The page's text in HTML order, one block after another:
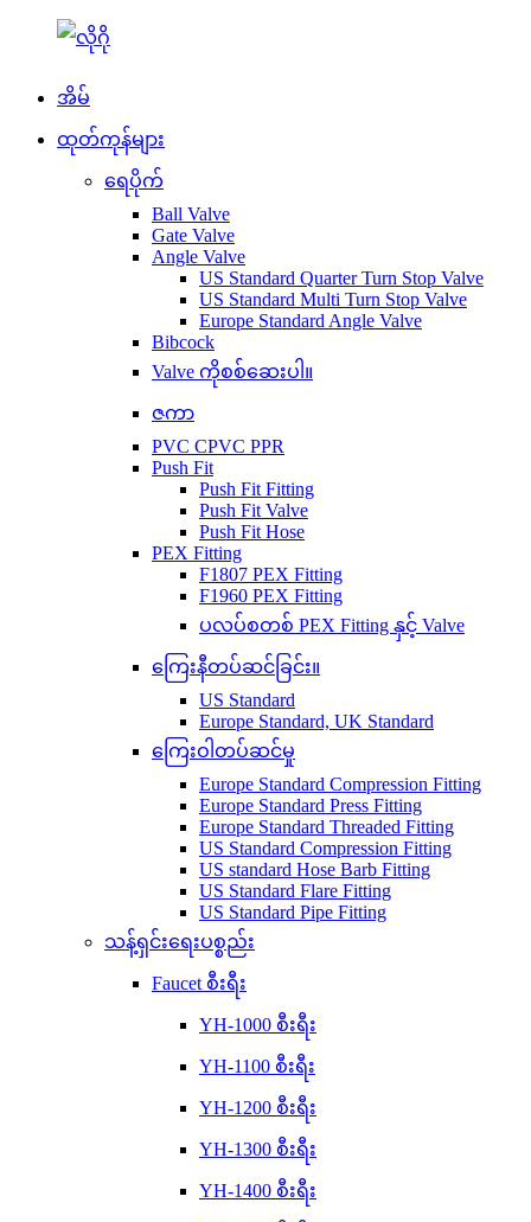
အိမ်
ထုတ်ကုန်များ
ရေပိုက်
Ball Valve
Gate Valve
Angle Valve
US Standard Quarter Turn Stop Valve
US Standard Multi Turn Stop Valve
Europe Standard Angle Valve
Bibcock
Valve ကိုစစ်ဆေးပါ။
ဇကာ
PVC CPVC PPR
Push Fit
Push Fit Fitting
Push Fit Valve
Push Fit Hose
PEX Fitting
F1807 PEX Fitting
F1960 PEX Fitting
ပလပ်စတစ် PEX Fitting နှင့် Valve
ကြေးနီတပ်ဆင်ခြင်း။
US Standard
Europe Standard, UK Standard
ကြေးဝါတပ်ဆင်မှု
Europe Standard Compression Fitting
Europe Standard Press Fitting
Europe Standard Threaded Fitting
US Standard Compression Fitting
US standard Hose Barb Fitting
US Standard Flare Fitting
US Standard Pipe Fitting
သန့်ရှင်းရေးပစ္စည်း
Faucet စီးရီး
YH-1000 စီးရီး
YH-1100 စီးရီး
YH-1200 စီးရီး
YH-1300 စီးရီး
YH-1400 စီးရီး